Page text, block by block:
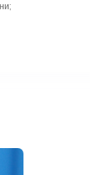
а
після себе